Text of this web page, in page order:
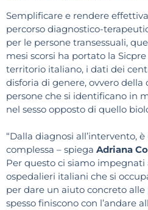
Semplificare e rendere
percorso diagnostico-
per le persone transessuali,
mesi scorsi ha portato la
territorio italiano, i dati dei
disforia di genere, ovvero della
persone che si identificano in
nel sesso opposto di quello
“Dalla diagnosi all’intervento,
complessa – spiega Adriana
Per questo ci siamo
ospedalieri italiani che si
per dare un aiuto concreto alle
spesso finiscono con l’andare